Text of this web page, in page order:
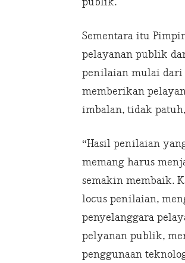
Sementara itu
pelayanan publik
penilaian mulai dari
memberikan
imbalan, tidak
“Hasil penilaian
memang harus
semakin membaik.
locus penilaian,
penyelanggara
pelyanan publik,
penggunaan